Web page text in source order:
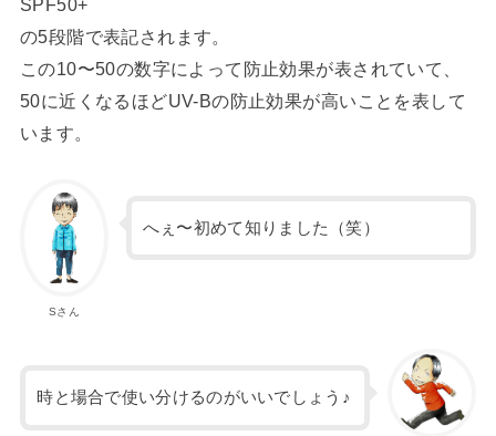
SPF50+
の5段階で表記されます。
この10〜50の数字によって防止効果が表されていて、
50に近くなるほどUV-Bの防止効果が高いことを表して
います。
Sさん
へぇ〜初めて知りました（笑）
時と場合で使い分けるのがいいでしょう♪